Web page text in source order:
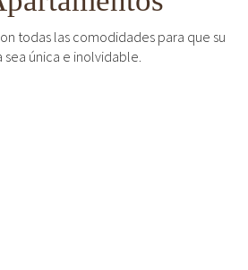
todas las comodidades para que su
sea única e inolvidable.